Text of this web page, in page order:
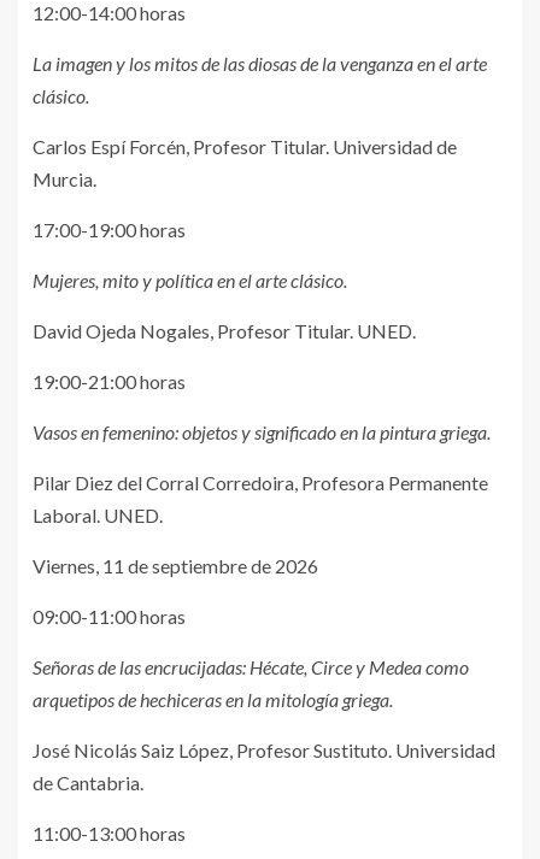
12:00-14:00 horas
La imagen y los mitos de las diosas de la venganza en el arte
clásico.
Carlos Espí Forcén, Profesor Titular. Universidad de
Murcia.
17:00-19:00 horas
Mujeres, mito y política en el arte clásico.
David Ojeda Nogales, Profesor Titular. UNED.
19:00-21:00 horas
Vasos en femenino: objetos y significado en la pintura griega.
Pilar Diez del Corral Corredoira, Profesora Permanente
Laboral. UNED.
Viernes, 11 de septiembre de 2026
09:00-11:00 horas
Señoras de las encrucijadas: Hécate, Circe y Medea como
arquetipos de hechiceras en la mitología griega.
José Nicolás Saiz López, Profesor Sustituto. Universidad
de Cantabria.
11:00-13:00 horas